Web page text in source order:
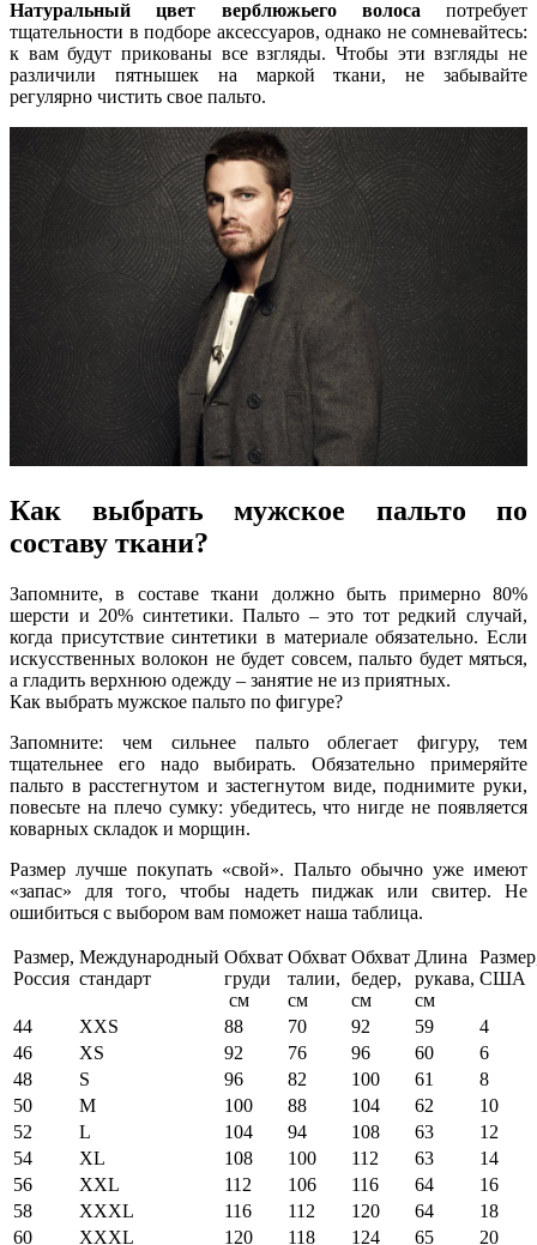
Натуральный цвет верблюжьего волоса потребует
тщательности в подборе аксессуаров, однако не сомневайтесь:
к вам будут прикованы все взгляды. Чтобы эти взгляды не
различили пятнышек на маркой ткани, не забывайте
регулярно чистить свое пальто.
Как выбрать мужское пальто по
составу ткани?
Запомните, в составе ткани должно быть примерно 80%
шерсти и 20% синтетики. Пальто – это тот редкий случай,
когда присутствие синтетики в материале обязательно. Если
искусственных волокон не будет совсем, пальто будет мяться,
а гладить верхнюю одежду – занятие не из приятных.
Как выбрать мужское пальто по фигуре?
Запомните: чем сильнее пальто облегает фигуру, тем
тщательнее его надо выбирать. Обязательно примеряйте
пальто в расстегнутом и застегнутом виде, поднимите руки,
повесьте на плечо сумку: убедитесь, что нигде не появляется
коварных складок и морщин.
Размер лучше покупать «свой». Пальто обычно уже имеют
«запас» для того, чтобы надеть пиджак или свитер. Не
ошибиться с выбором вам поможет наша таблица.
Размер,
Россия
Международный
стандарт
Обхват
груди
см
Обхват
талии,
см
Обхват
бедер,
см
Длина
рукава,
см
США
44 XXS 88 70 92 59
4
46
XS 92 76 96 60
6
48
S 96 82 100 61
8
50
M 100 88 104 62
10
52
L 104 94 108 63
12
54
XL 108 100 112 63
14
56
XXL 112 106 116 64
16
58
XXXL 116 112 120 64
18
60
XXXL 120 118 124 65
20